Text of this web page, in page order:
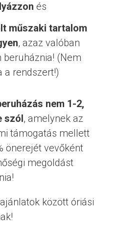
és
műszaki tartalom
, azaz valóban
(Nem
a rendszert!)
nem 1-2,
szól, amelynek az
támogatás mellett
önerejét vevőként
megoldást
között óriási